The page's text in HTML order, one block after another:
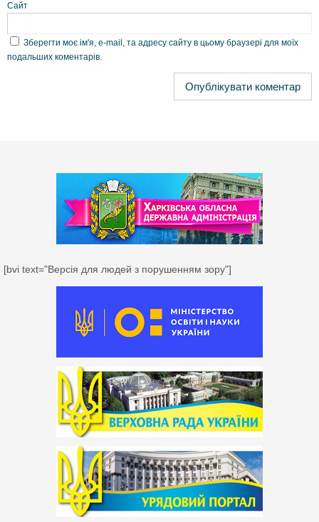
Сайт
Зберегти моє ім'я, e-mail, та адресу сайту в цьому браузері для моїх
подальших коментарів.
[bvi text="Версія для людей з порушенням зору"]